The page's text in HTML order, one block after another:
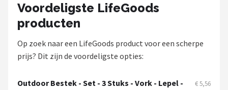
Voordeligste LifeGoods
producten
Op zoek naar een LifeGoods product voor een scherpe
prijs? Dit zijn de voordeligste opties:
Outdoor Bestek - Set - 3 Stuks - Vork - Lepel -
€ 5,56